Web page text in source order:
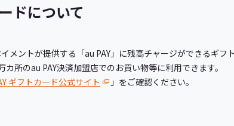
ドについて
イメントが提供する「au PAY」に残高チャージができるギ
カ所のau PAY決済加盟店でのお買い物等に利用できます。
ギフトカード公式サイト 」をご確認ください。